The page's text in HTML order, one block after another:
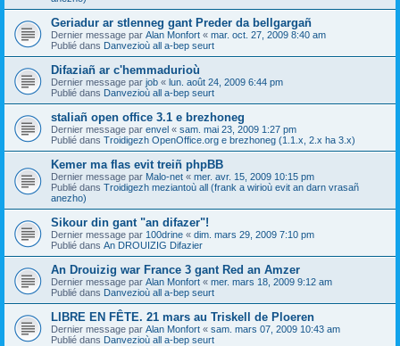
Geriadur ar stlenneg gant Preder da bellgargañ
Dernier message par Alan Monfort « mar. oct. 27, 2009 8:40 am
Publié dans Danvezioù all a-bep seurt
Difaziañ ar c'hemmadurioù
Dernier message par job « lun. août 24, 2009 6:44 pm
Publié dans Danvezioù all a-bep seurt
staliañ open office 3.1 e brezhoneg
Dernier message par envel « sam. mai 23, 2009 1:27 pm
Publié dans Troidigezh OpenOffice.org e brezhoneg (1.1.x, 2.x ha 3.x)
Kemer ma flas evit treiñ phpBB
Dernier message par Malo-net « mer. avr. 15, 2009 10:15 pm
Publié dans Troidigezh meziantoù all (frank a wirioù evit an darn vrasañ
anezho)
Sikour din gant "an difazer"!
Dernier message par 100drine « dim. mars 29, 2009 7:10 pm
Publié dans An DROUIZIG Difazier
An Drouizig war France 3 gant Red an Amzer
Dernier message par Alan Monfort « mer. mars 18, 2009 9:12 am
Publié dans Danvezioù all a-bep seurt
LIBRE EN FÊTE. 21 mars au Triskell de Ploeren
Dernier message par Alan Monfort « sam. mars 07, 2009 10:43 am
Publié dans Danvezioù all a-bep seurt